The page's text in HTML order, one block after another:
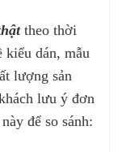
theo thời
kiểu dán, mẫu
lượng sản
lưu ý đơn
để so sánh: